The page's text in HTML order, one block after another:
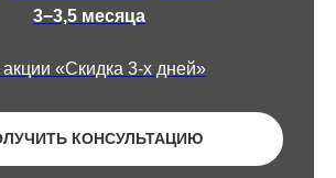
3−3,5 месяца
«Скидка 3-х дней»
КОНСУЛЬТАЦИЮ